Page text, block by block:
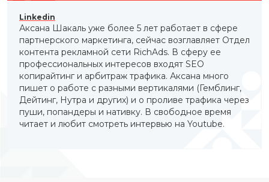
Linkedin
Аксана Шакаль уже более 5 лет работает в сфере
партнерского маркетинга, сейчас возглавляет Отдел
контента рекламной сети RichAds. В сферу ее
профессиональных интересов входят SEO
копирайтинг и арбитраж трафика. Аксана много
пишет о работе с разными вертикалями (Гемблинг,
Дейтинг, Нутра и других) и о проливе трафика через
пуши, попандеры и нативку. В свободное время
читает и любит смотреть интервью на Youtube.